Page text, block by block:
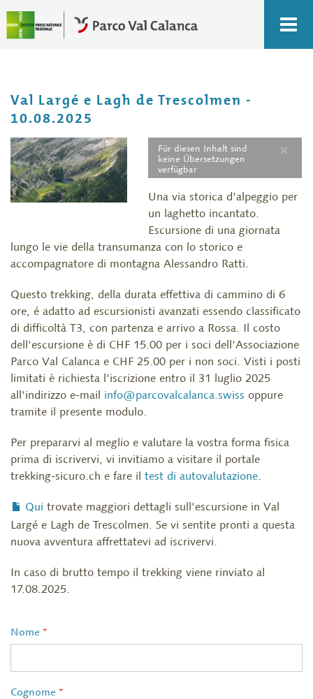
Val Largé e Lagh de Trescolmen -
10.08.2025
Für diesen Inhalt sind
keine Übersetzungen
verfügbar
Una via storica d'alpeggio per
un laghetto incantato.
Escursione di una giornata
lungo le vie della transumanza con lo storico e
accompagnatore di montagna Alessandro Ratti.
Questo trekking, della durata effettiva di cammino di 6
ore, é adatto ad escursionisti avanzati essendo classificato
di difficoltà T3, con partenza e arrivo a Rossa. Il costo
dell'escursione è di CHF 15.00 per i soci dell'Associazione
Parco Val Calanca e CHF 25.00 per i non soci. Visti i posti
limitati è richiesta l'iscrizione entro il 31 luglio 2025
all'indirizzo e-mail info@parcovalcalanca.swiss oppure
tramite il presente modulo.
Per prepararvi al meglio e valutare la vostra forma fisica
prima di iscrivervi, vi invitiamo a visitare il portale
trekking-sicuro.ch e fare il test di autovalutazione.
Qui trovate maggiori dettagli sull'escursione in Val
Largé e Lagh de Trescolmen. Se vi sentite pronti a questa
nuova avventura affrettatevi ad iscrivervi.
In caso di brutto tempo il trekking viene rinviato al
17.08.2025.
Nome *
Cognome *